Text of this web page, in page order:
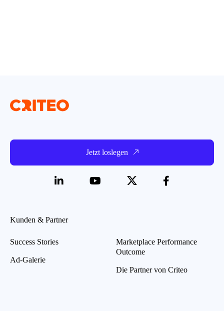
Jetzt loslegen
Kunden & Partner
Success Stories
Ad-Galerie
Marketplace Performance
Outcome
Die Partner von Criteo